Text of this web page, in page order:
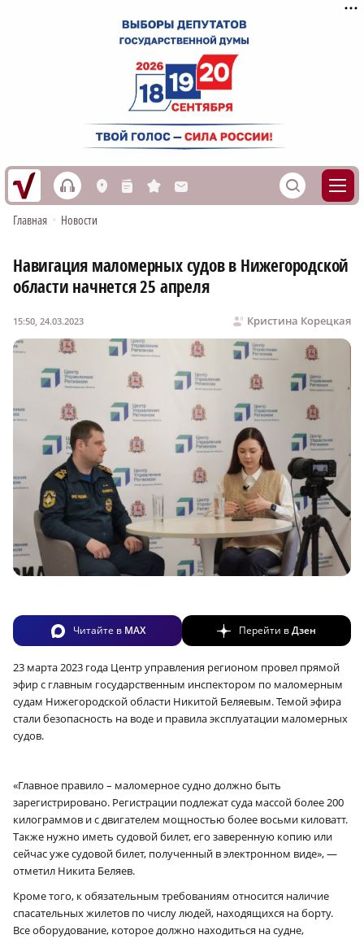
h L n s M S
Главная • Новости
Навигация маломерных судов в Нижегородской
области начнется 25 апреля
Кристина Корецкая
15:50, 24.03.2023
Читайте в MAX Перейти вДзен
23 марта 2023 года Центр управления регионом провел прямой
эфир с главным государственным инспектором по маломерным
судам Нижегородской области Никитой Беляевым. Темой эфира
стали безопасность на воде и правила эксплуатации маломерных
судов.
«Главное правило – маломерное судно должно быть
зарегистрировано. Регистрации подлежат суда массой более 200
килограммов и с двигателем мощностью более восьми киловатт.
Также нужно иметь судовой билет, его заверенную копию или
сейчас уже судовой билет, полученный в электронном виде», —
отметил Никита Беляев.
Кроме того, к обязательным требованиям относится наличие
спасательных жилетов по числу людей, находящихся на борту.
Все оборудование, которое должно находиться на судне,